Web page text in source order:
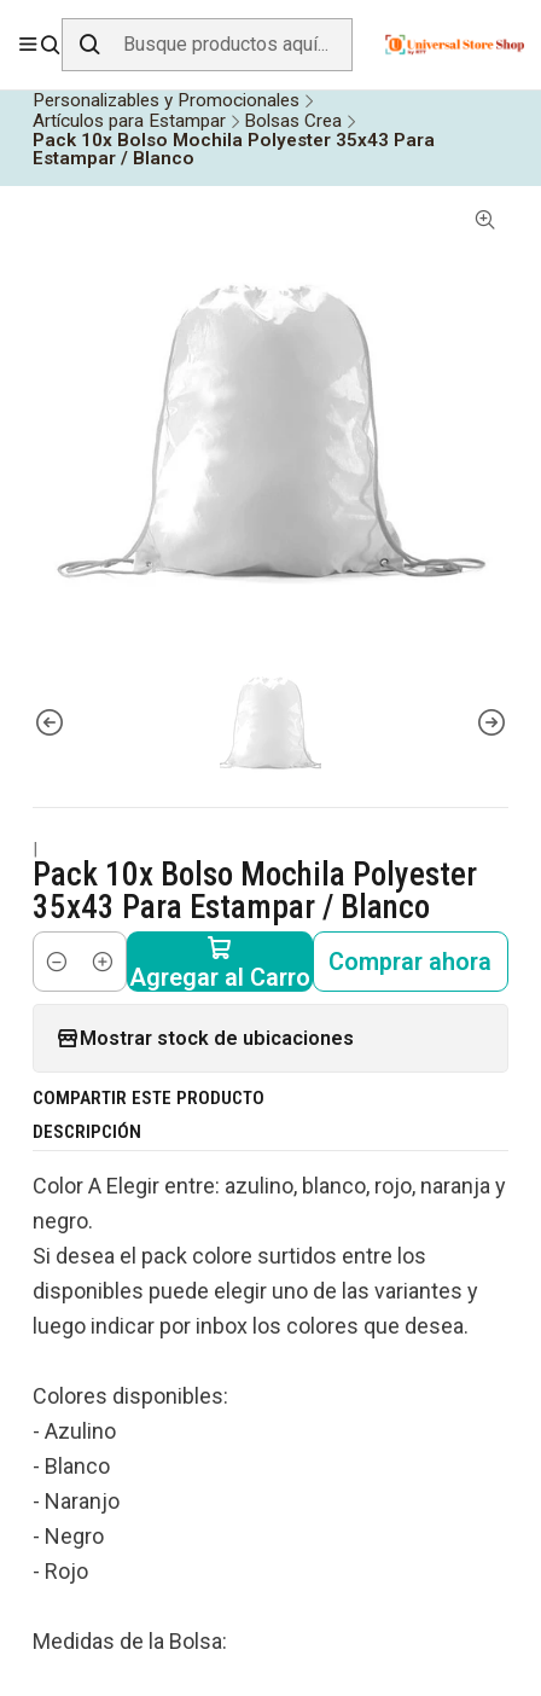
ENVÍO GRATIS SOBRE$19.990EN ZONA CENTRO
Personalizables y Promocionales
Artículos para Estampar
Bolsas Crea
Pack 10x Bolso Mochila Polyester 35x43 Para
Estampar / Blanco
|
Pack 10x Bolso Mochila Polyester
35x43 Para Estampar / Blanco
Cantidad Agregar al Carro
Comprar ahora
Mostrar stock de ubicaciones
COMPARTIR ESTE PRODUCTO
DESCRIPCIÓN
Color A Elegir entre: azulino, blanco, rojo, naranja y
negro.
Si desea el pack colore surtidos entre los
disponibles puede elegir uno de las variantes y
luego indicar por inbox los colores que desea.
Colores disponibles:
- Azulino
- Blanco
- Naranjo
- Negro
- Rojo
Medidas de la Bolsa: